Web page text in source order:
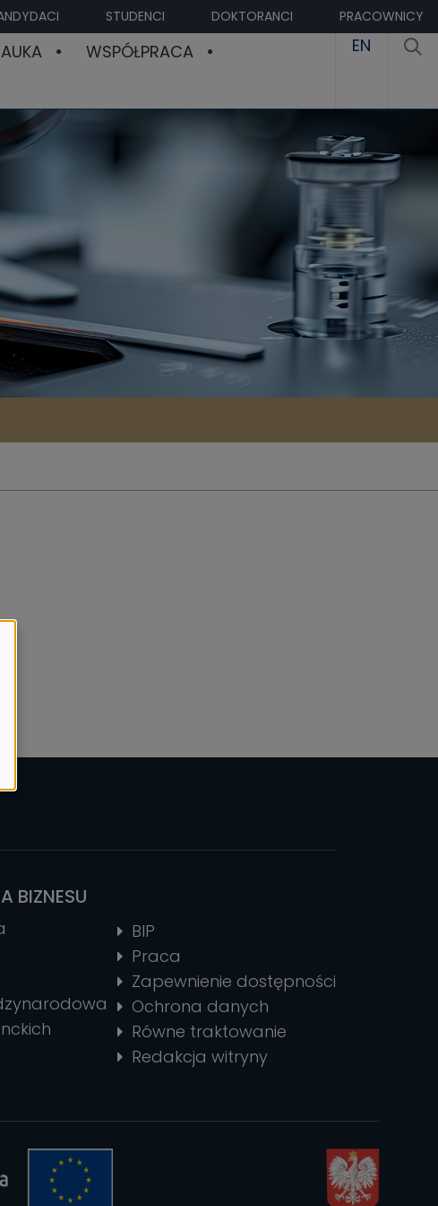
STUDENCI DOKTORANCI PRACOWNICY
WSPÓŁPRACA
EN
BIZNESU
BIP
Praca
Zapewnienie dostępności
Ochrona danych
Równe traktowanie
Redakcja witryny